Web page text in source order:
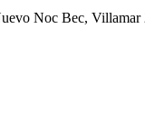
Noc Bec,